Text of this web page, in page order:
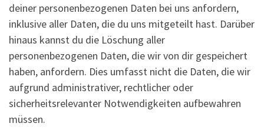
deiner personenbezogenen Daten bei uns anfordern,
inklusive aller Daten, die du uns mitgeteilt hast. Darüber
hinaus kannst du die Löschung aller
personenbezogenen Daten, die wir von dir gespeichert
haben, anfordern. Dies umfasst nicht die Daten, die wir
aufgrund administrativer, rechtlicher oder
sicherheitsrelevanter Notwendigkeiten aufbewahren
müssen.